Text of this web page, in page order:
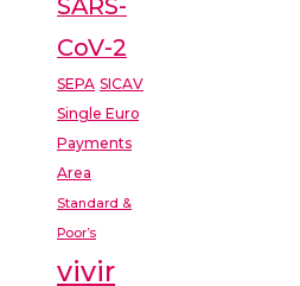
CoV-2
SEPA SICAV
Single Euro
Payments
Area
Standard &
Poor’s
vivir